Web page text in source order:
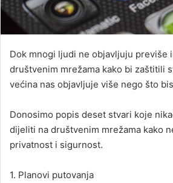
Dok mnogi ljudi ne objavljuju previše
društvenim mrežama kako bi zaštitili
većina nas objavljuje više nego što
Donosimo popis deset stvari koje
dijeliti na društvenim mrežama kako
privatnost i sigurnost.
1. Planovi putovanja